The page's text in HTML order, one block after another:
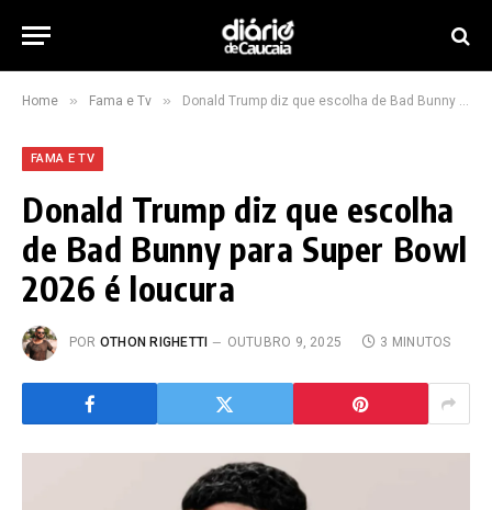
Home » Fama e Tv » Donald Trump diz que escolha de Bad Bunny para Super Bowl 2026 é loucura
FAMA E TV
Donald Trump diz que escolha
de Bad Bunny para Super Bowl
2026 é loucura
POR OTHON RIGHETTI OUTUBRO 9, 2025 3 MINUTOS